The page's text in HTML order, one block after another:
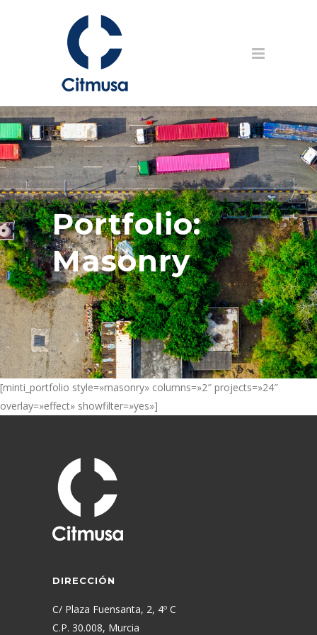
Portfolio:
Masonry
[minti_portfolio style=»masonry» columns=»2″ projects=»24″
overlay=»effect» showfilter=»yes»]
DIRECCIÓN
C/ Plaza Fuensanta, 2, 4º C
C.P. 30.008, Murcia